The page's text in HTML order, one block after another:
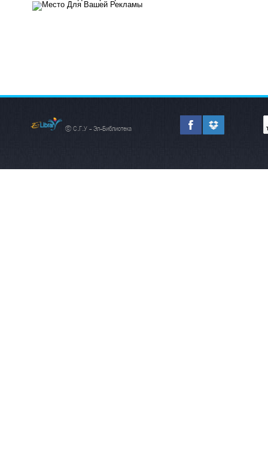
© С.Г.У - Эл-Библиотека